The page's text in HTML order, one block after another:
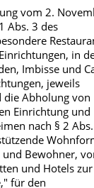
vom 2.
Abs. 3 des
in
Imbisse und
jeweils
die Abholung von
Einrichtung
nach § 2
und Bewohner,
und Hotels zur
für den